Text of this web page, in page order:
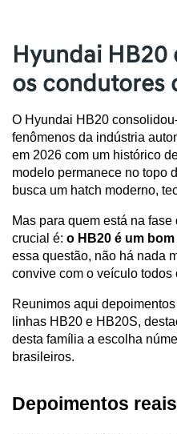
Hyundai HB20
os condutores
O Hyundai HB20
fenômenos da indústria
em 2026 com um histórico
modelo permanece no topo
busca um hatch moderno,
Mas para quem está na
crucial é: o HB20 é um
essa questão, não há nada
convive com o veículo todos
Reunimos aqui
linhas HB20 e HB20S,
desta família a escolha
brasileiros.
Depoimentos